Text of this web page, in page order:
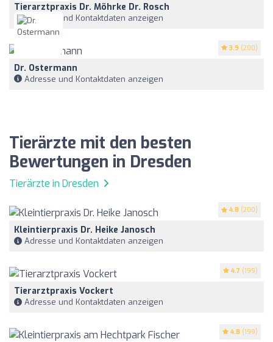
Tierarztpraxis Dr. Möhrke Dr. Rosch
Adresse und Kontaktdaten anzeigen
3.9 (200)
Dr. Ostermann
Adresse und Kontaktdaten anzeigen
Tierärzte mit den besten
Bewertungen in Dresden
Tierärzte in Dresden
4.8 (200)
Kleintierpraxis Dr. Heike Janosch
Adresse und Kontaktdaten anzeigen
4.7 (199)
Tierarztpraxis Vockert
Adresse und Kontaktdaten anzeigen
4.8 (199)